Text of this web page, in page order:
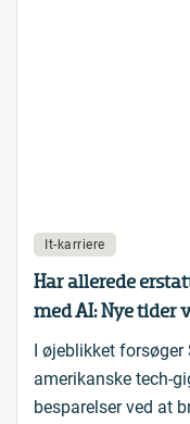
It-karriere
Har allerede
med AI: Nye tider
I øjeblikket
amerikanske tech-
besparelser ved at